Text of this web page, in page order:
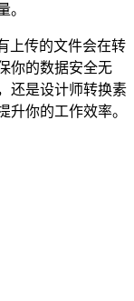
。
上传的文件会在转
你的数据安全无
还是设计师转换素
升你的工作效率。